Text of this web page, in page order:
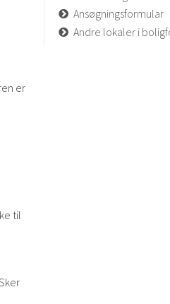
er
til
Ansøgningsformular
Andre lokaler i